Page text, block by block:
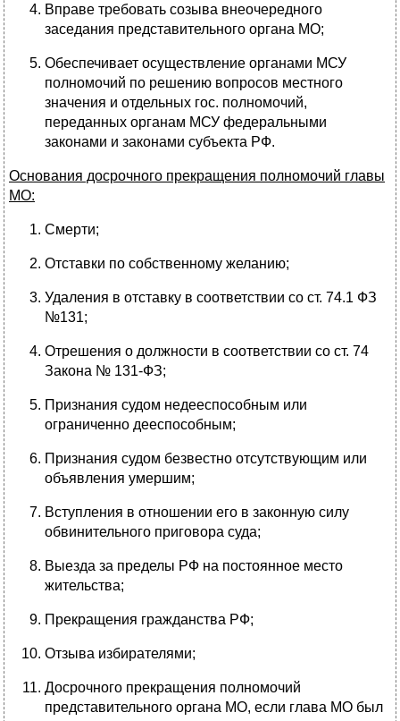
Вправе требовать созыва внеочередного
заседания представительного органа МО;
Обеспечивает осуществление органами МСУ
полномочий по решению вопросов местного
значения и отдельных гос. полномочий,
переданных органам МСУ федеральными
законами и законами субъекта РФ.
Основания досрочного прекращения полномочий главы
МО:
Смерти;
Отставки по собственному желанию;
Удаления в отставку в соответствии со ст. 74.1 ФЗ
№131;
Отрешения о должности в соответствии со ст. 74
Закона № 131-ФЗ;
Признания судом недееспособным или
ограниченно дееспособным;
Признания судом безвестно отсутствующим или
объявления умершим;
Вступления в отношении его в законную силу
обвинительного приговора суда;
Выезда за пределы РФ на постоянное место
жительства;
Прекращения гражданства РФ;
Отзыва избирателями;
Досрочного прекращения полномочий
представительного органа МО, если глава МО был